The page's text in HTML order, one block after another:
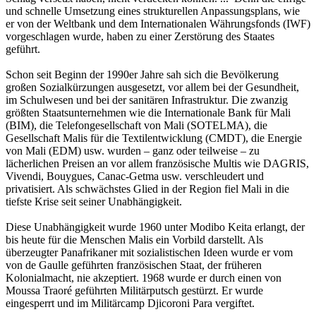
und schnelle Umsetzung eines strukturellen Anpassungsplans, wie
er von der Weltbank und dem Internationalen Währungsfonds (IWF)
vorgeschlagen wurde, haben zu einer Zerstörung des Staates
geführt.
Schon seit Beginn der 1990er Jahre sah sich die Bevölkerung
großen Sozialkürzungen ausgesetzt, vor allem bei der Gesundheit,
im Schulwesen und bei der sanitären Infrastruktur. Die zwanzig
größten Staatsunternehmen wie die Internationale Bank für Mali
(BIM), die Telefongesellschaft von Mali (SOTELMA), die
Gesellschaft Malis für die Textilentwicklung (CMDT), die Energie
von Mali (EDM) usw. wurden – ganz oder teilweise – zu
lächerlichen Preisen an vor allem französische Multis wie DAGRIS,
Vivendi, Bouygues, Canac-Getma usw. verschleudert und
privatisiert. Als schwächstes Glied in der Region fiel Mali in die
tiefste Krise seit seiner Unabhängigkeit.
Diese Unabhängigkeit wurde 1960 unter Modibo Keita erlangt, der
bis heute für die Menschen Malis ein Vorbild darstellt. Als
überzeugter Panafrikaner mit sozialistischen Ideen wurde er vom
von de Gaulle geführten französischen Staat, der früheren
Kolonialmacht, nie akzeptiert. 1968 wurde er durch einen von
Moussa Traoré geführten Militärputsch gestürzt. Er wurde
eingesperrt und im Militärcamp Djicoroni Para vergiftet.